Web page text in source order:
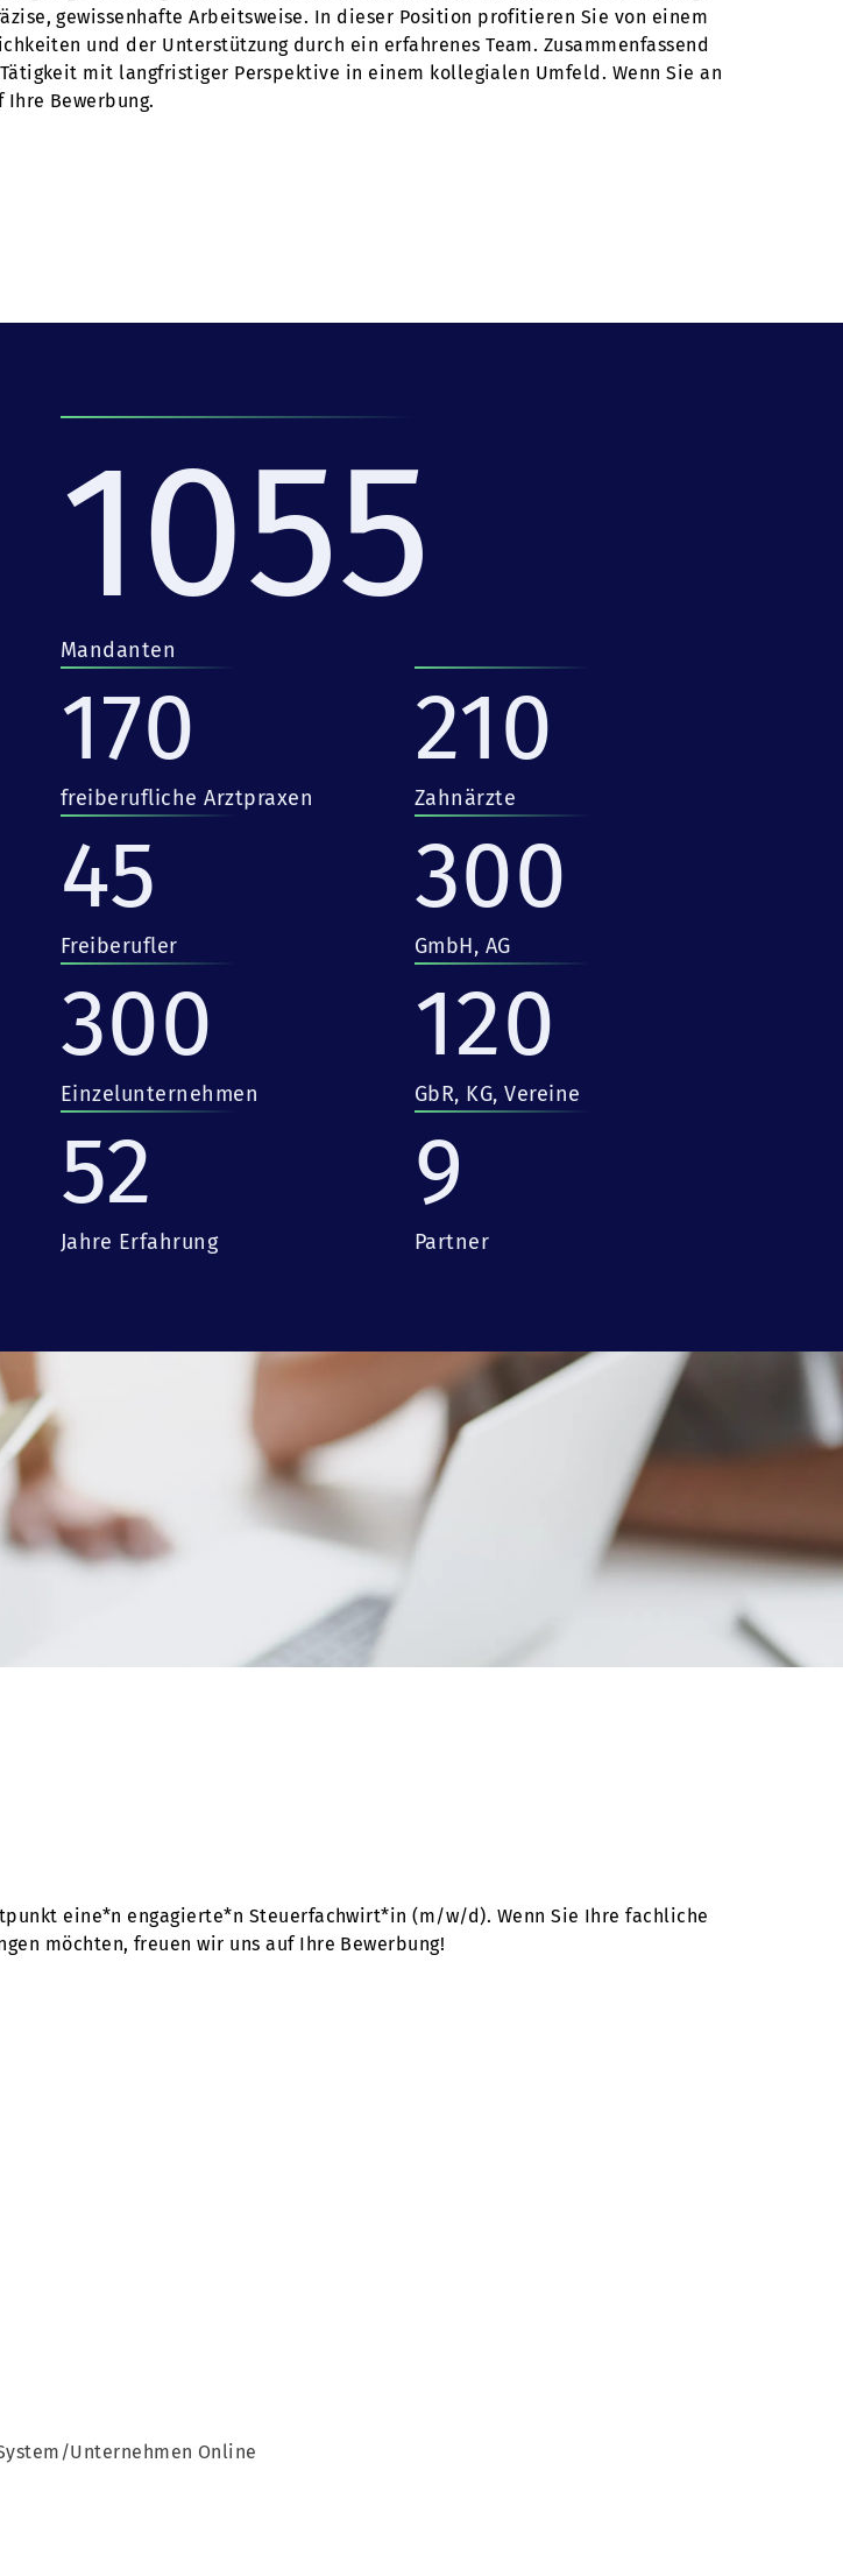
gewissenhafte Arbeitsweise. In dieser Position profitieren Sie von einem
und der Unterstützung durch ein erfahrenes Team. Zusammenfassend
mit langfristiger Perspektive in einem kollegialen Umfeld. Wenn Sie an
Bewerbung.
1055
Mandanten
170
freiberufliche Arztpraxen
210
Zahnärzte
45
Freiberufler
300
GmbH, AG
300
Einzelunternehmen
120
GbR, KG, Vereine
52
Jahre Erfahrung
9
Partner
eine*n engagierte*n Steuerfachwirt*in (m/w/d). Wenn Sie Ihre fachliche
möchten, freuen wir uns auf Ihre Bewerbung!
Unternehmen Online